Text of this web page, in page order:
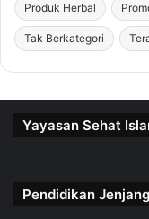
Produk Herbal
Tak Berkategori
Yayasan Sehat
Pendidikan